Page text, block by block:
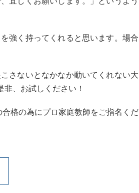
強く持ってくれると思います。場合
さないとなかなか動いてくれない大
、お試しください！
格の為にプロ家庭教師をご指名くだ